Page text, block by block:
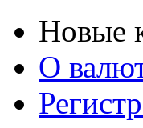
Новые
О